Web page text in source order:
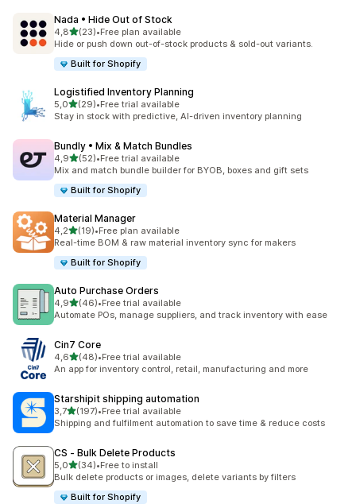
Nada • Hide Out of Stock
4,8z 5 hvězd
(23)
Celkový počet recenzí: 23
•Free plan available
Hide or push down out-of-stock products & sold-out variants.
Built for Shopify
Logistified Inventory Planning
5,0z 5 hvězd
(29)
Celkový počet recenzí: 29
•Free trial available
Stay in stock with predictive, AI-driven inventory planning
Bundly • Mix & Match Bundles
4,9z 5 hvězd
(52)
Celkový počet recenzí: 52
•Free trial available
Mix and match bundle builder for BYOB, boxes and gift sets
Built for Shopify
Material Manager
4,2z 5 hvězd
(19)
Celkový počet recenzí: 19
•Free plan available
Real-time BOM & raw material inventory sync for makers
Built for Shopify
Auto Purchase Orders
4,9z 5 hvězd
(46)
Celkový počet recenzí: 46
•Free trial available
Automate POs, manage suppliers, and track inventory with ease
Cin7 Core
4,6z 5 hvězd
(48)
Celkový počet recenzí: 48
•Free trial available
An app for inventory control, retail, manufacturing and more
Starshipit shipping automation
3,7z 5 hvězd
(197)
Celkový počet recenzí: 197
•Free trial available
Shipping and fulfilment automation to save time & reduce costs
CS ‑ Bulk Delete Products
5,0z 5 hvězd
(34)
Celkový počet recenzí: 34
•Free to install
Bulk delete products or images, delete variants by filters
Built for Shopify